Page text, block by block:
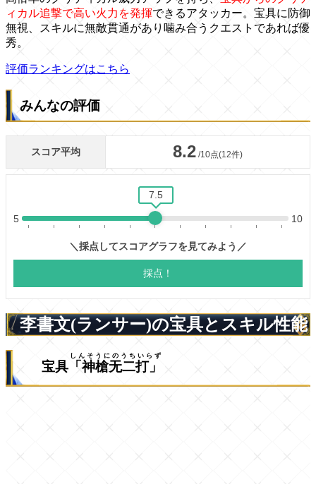
ィカル追撃で高い火力を発揮できるアタッカー。宝具に防御
無視、スキルに無敵貫通があり噛み合うクエストであれば優
秀。
評価ランキングはこちら
みんなの評価
李書文(ランサー)の宝具とスキル性能
宝具 「神槍无二打」
しんそうにのうちいらず